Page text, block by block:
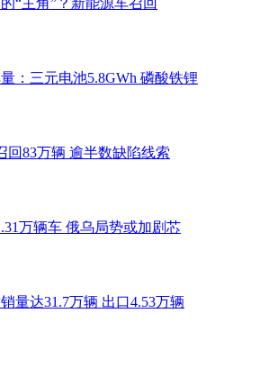
“主角”？新能源车召回
：三元电池5.8GWh 磷酸铁锂
回83万辆 逾半数缺陷线索
万辆车 俄乌局势或加剧芯
量达31.7万辆 出口4.53万辆